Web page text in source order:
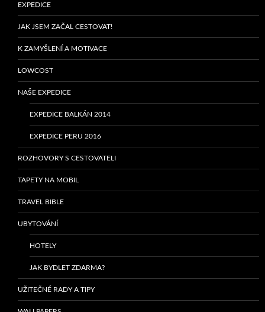
EXPEDICE
JAK JSEM ZAČAL CESTOVAT!
K ZAMYŠLENÍ A MOTIVACE
LOWCOST
NAŠE EXPEDICE
EXPEDICE BALKÁN 2014
EXPEDICE PERU 2016
ROZHOVORY S CESTOVATELI
TAPETY NA MOBIL
TRAVEL BIBLE
UBYTOVÁNÍ
HOTELY
JAK BYDLET ZDARMA?
UŽITEČNÉ RADY A TIPY